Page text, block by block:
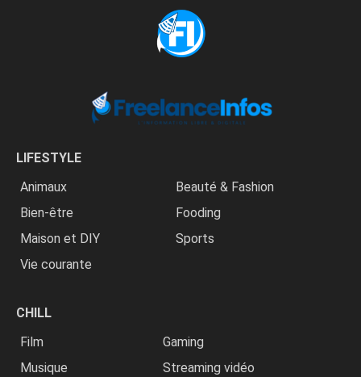
LIFESTYLE
Animaux
Beauté & Fashion
Bien-être
Fooding
Maison et DIY
Sports
Vie courante
CHILL
Film
Gaming
Musique
Streaming vidéo